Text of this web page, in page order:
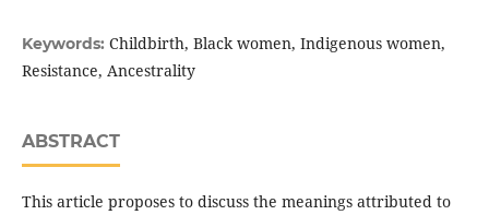
Keywords: Childbirth, Black women, Indigenous women,
Resistance, Ancestrality
ABSTRACT
This article proposes to discuss the meanings attributed to